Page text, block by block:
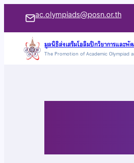
เนื้อหา
ac.olympiads@posn.or.th
มูลนิธิส่งเสริมโอลิมปิกวิชาการและพั
The Promotion of Academic Olympiad